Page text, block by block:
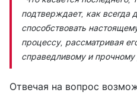
подтверждает, как всегда
способствовать
процессу, рассматривая
справедливому и прочному
Отвечая на вопрос